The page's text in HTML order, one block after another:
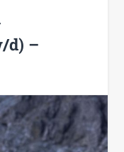
d) –